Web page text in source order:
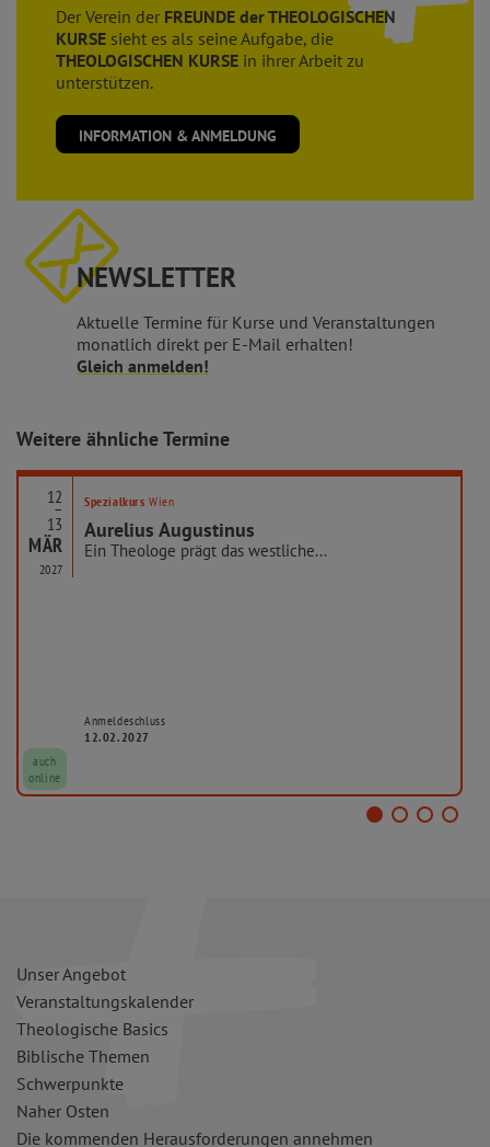
Der Verein der FREUNDE der THEOLOGISCHEN
KURSE sieht es als seine Aufgabe, die
THEOLOGISCHEN KURSE in ihrer Arbeit zu
unterstützen.
INFORMATION & ANMELDUNG
NEWSLETTER
Aktuelle Termine für Kurse und Veranstaltungen
monatlich direkt per E-Mail erhalten!
Gleich anmelden!
Weitere ähnliche Termine
12
–
13
MÄR
2027
Spezialkurs Wien
Aurelius Augustinus
Ein Theologe prägt das westliche...
auch
online
Anmeldeschluss
12.02.2027
Unser Angebot
Veranstaltungskalender
Theologische Basics
Biblische Themen
Schwerpunkte
Naher Osten
Die kommenden Herausforderungen annehmen